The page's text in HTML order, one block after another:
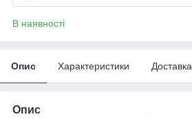
В наявності
Опис Характеристики Доставка
Опис